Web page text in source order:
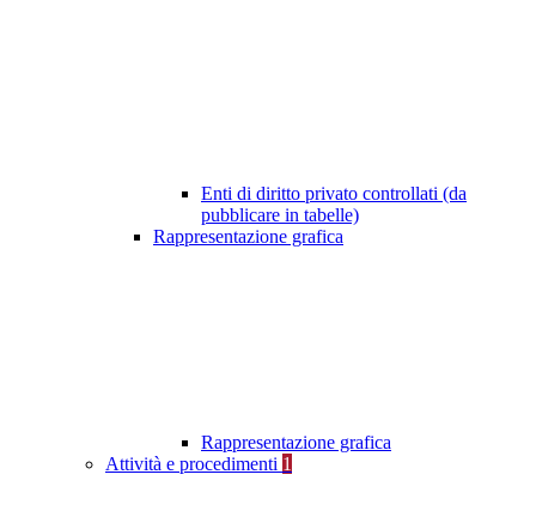
Enti di diritto privato controllati (da
pubblicare in tabelle)
Rappresentazione grafica
Rappresentazione grafica
Attività e procedimenti 1